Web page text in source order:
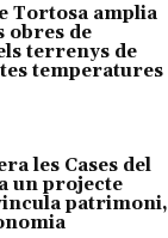
Tortosa amplia
obres de
terrenys de
temperatures
les Cases del
un projecte
patrimoni,